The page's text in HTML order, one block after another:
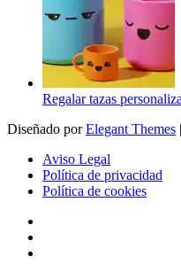
Regalar tazas
Diseñado porElegant Themes
Aviso Legal
Política de privacidad
Política de cookies